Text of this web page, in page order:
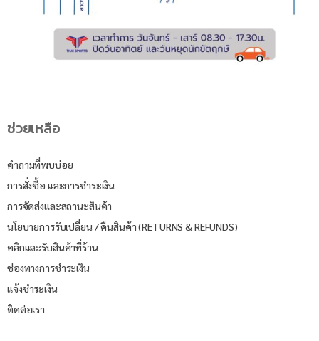
ช่วยเหลือ
คำถามที่พบบ่อย
การสั่งซื้อ และการชำระเงิน
การจัดส่งและสถานะสินค้า
นโยบายการรับเปลี่ยน / คืนสินค้า (RETURNS & REFUNDS)
คลิกและรับสินค้าที่ร้าน
ช่องทางการชำระเงิน
แจ้งชำระเงิน
ติดต่อเรา